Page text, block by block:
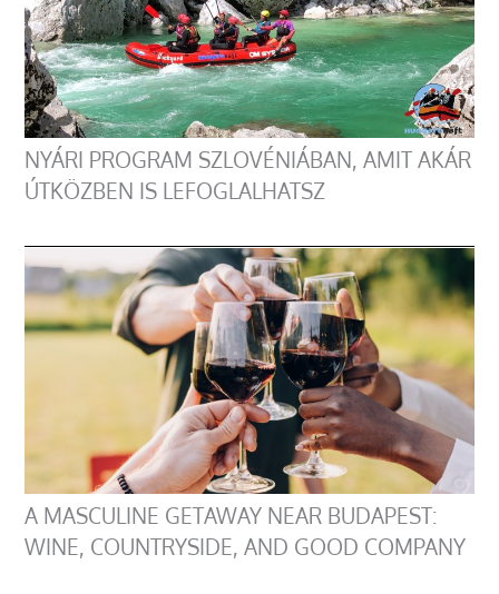
NYÁRI PROGRAM SZLOVÉNIÁBAN, AMIT AKÁR
ÚTKÖZBEN IS LEFOGLALHATSZ
A MASCULINE GETAWAY NEAR BUDAPEST:
WINE, COUNTRYSIDE, AND GOOD COMPANY